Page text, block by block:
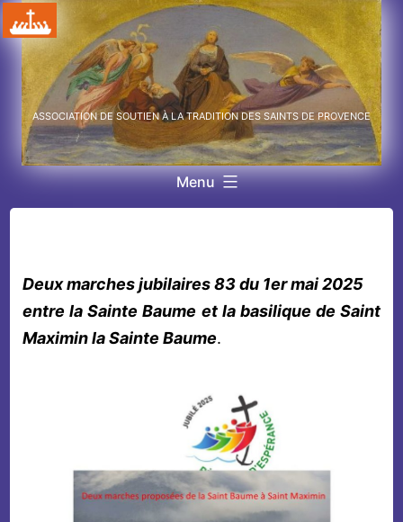
Aller
au
contenu
ASSOCIATION DE SOUTIEN À LA TRADITION DES SAINTS DE PROVENCE
Menu
Deux marches jubilaires 83 du 1er mai 2025
entre la Sainte Baume et la basilique de Saint
Maximin la Sainte Baume.